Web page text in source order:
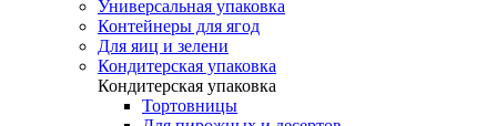
Универсальная упаковка
Контейнеры для ягод
Для яиц и зелени
Кондитерская упаковка
Кондитерская упаковка
Тортовницы